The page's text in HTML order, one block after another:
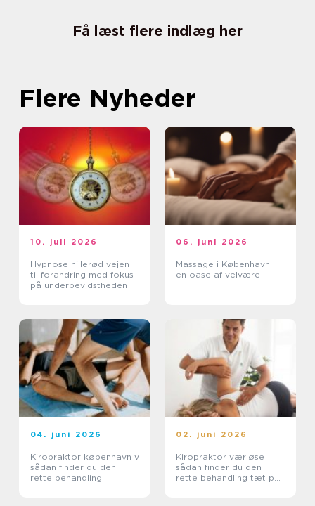
Få læst flere indlæg her
Flere Nyheder
10. juli 2026
Hypnose hillerød vejen
til forandring med fokus
på underbevidstheden
06. juni 2026
Massage i København:
en oase af velvære
04. juni 2026
Kiropraktor københavn v
sådan finder du den
rette behandling
02. juni 2026
Kiropraktor værløse
sådan finder du den
rette behandling tæt på